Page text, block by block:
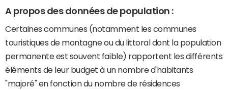
A propos des données de population :
Certaines communes (notamment les communes
touristiques de montagne ou du littoral dont la population
permanente est souvent faible) rapportent les différents
éléments de leur budget à un nombre d'habitants
"majoré" en fonction du nombre de résidences